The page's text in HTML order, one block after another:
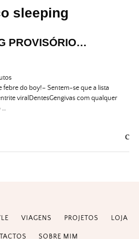
sleeping
PROVISÓRIO…
febre do boy!– Sentem-se que a lista
viralDentesGengivas com qualquer
…
VIAGENS PROJETOS LOJA
SOBRE MIM